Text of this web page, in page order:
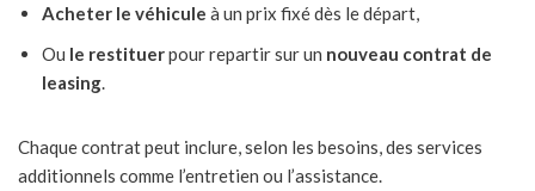
Acheter le véhicule à un prix fixé dès le départ,
Ou le restituerpour repartir sur un nouveau contrat de
leasing.
Chaque contrat peut inclure, selon les besoins, des services
additionnels comme l’entretien ou l’assistance.